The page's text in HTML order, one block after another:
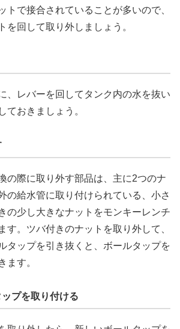
トで接合されていることが多いので、
を回して取り外しましょう。
、レバーを回してタンク内の水を抜い
ておきましょう。
の際に取り外す部品は、主に2つのナ
の給水管に取り付けられている、小さ
の少し大きなナットをモンキーレンチ
す。ツバ付きのナットを取り外して、
タップを引き抜くと、ボールタップを
ます。
プを取り付ける